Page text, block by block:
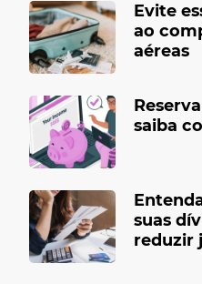
Evite
ao
aéreas
saiba
suas
reduzir